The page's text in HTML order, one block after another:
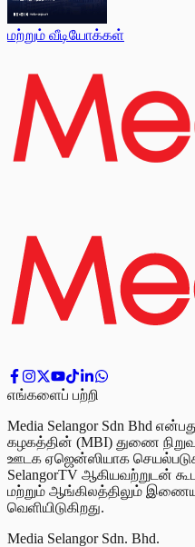
மற்றும் வீடியோக்கள்
எங்களைப் பற்றி
Media Selangor Sdn Bhd
கழகத்தின் (MBI) துணை
ஊடக ஏஜென்ஸியாக
SelangorTV ஆகியவற்றுடன்
மற்றும் ஆங்கிலத்திலும்
வெளியிடுகிறது.
Media Selangor Sdn. Bhd.